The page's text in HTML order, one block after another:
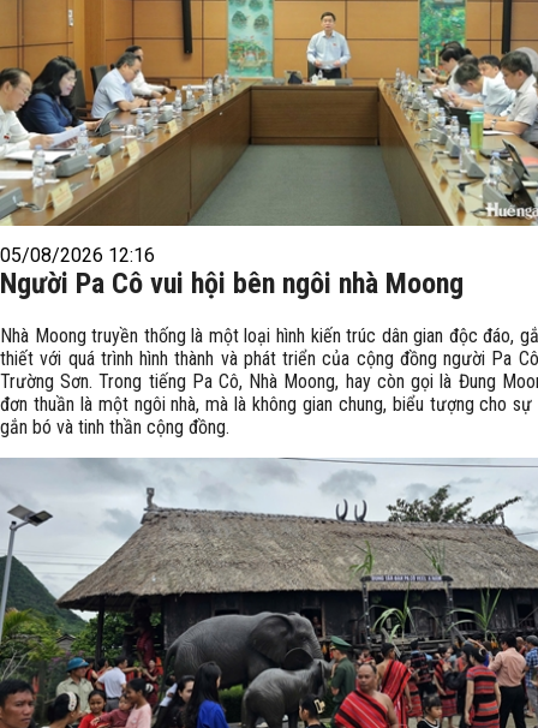
05/08/2026 12:16
Người Pa Cô vui hội bên ngôi nhà Moong
Nhà Moong truyền thống là một loại hình kiến trúc dân gian độc đáo,
thiết với quá trình hình thành và phát triển của cộng đồng người Pa
Trường Sơn. Trong tiếng Pa Cô, Nhà Moong, hay còn gọi là Đung
đơn thuần là một ngôi nhà, mà là không gian chung, biểu tượng cho sự
gắn bó và tinh thần cộng đồng.